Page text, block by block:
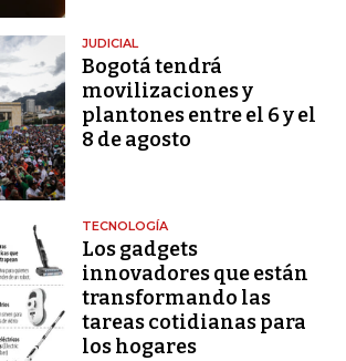
JUDICIAL
Bogotá tendrá
movilizaciones y
plantones entre el 6 y el
8 de agosto
TECNOLOGÍA
Los gadgets
innovadores que están
transformando las
tareas cotidianas para
los hogares